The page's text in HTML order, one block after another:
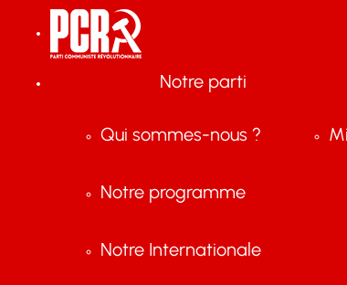
Notre parti
Qui sommes-nous ?
Notre programme
Notre Internationale